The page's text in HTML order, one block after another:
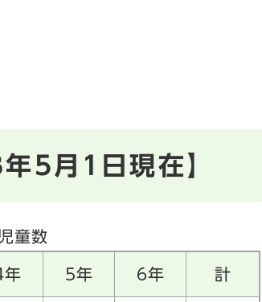
5月1日現在】
児童数
年 5年 6年 計